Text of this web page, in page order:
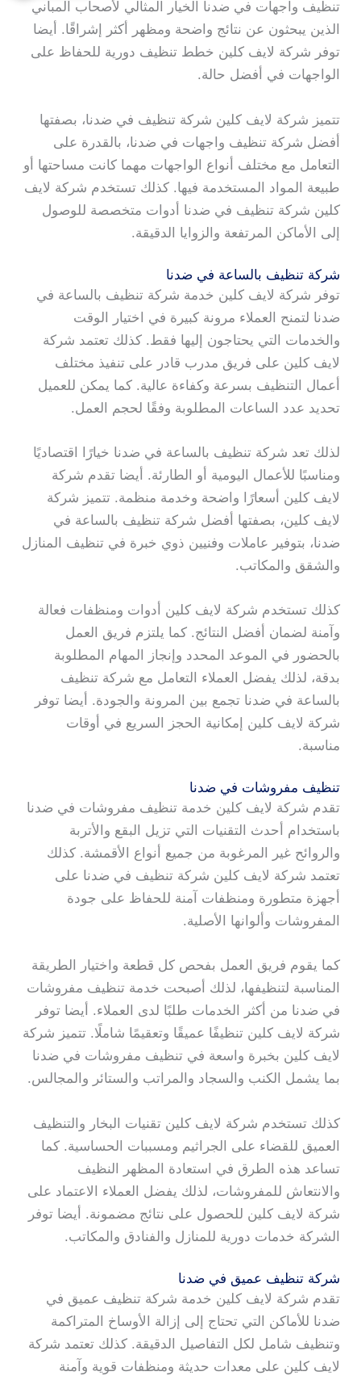
تنظيف واجهات في ضدنا الخيار المثالي لأصحاب المباني
الذين يبحثون عن نتائج واضحة ومظهر أكثر إشراقًا. أيضا
توفر شركة لايف كلين خطط تنظيف دورية للحفاظ على
الواجهات في أفضل حالة.
تتميز شركة لايف كلين شركة تنظيف في ضدنا، بصفتها
أفضل شركة تنظيف واجهات في ضدنا، بالقدرة على
التعامل مع مختلف أنواع الواجهات مهما كانت مساحتها أو
طبيعة المواد المستخدمة فيها. كذلك تستخدم شركة لايف
كلين شركة تنظيف في ضدنا أدوات متخصصة للوصول
إلى الأماكن المرتفعة والزوايا الدقيقة.
شركة تنظيف بالساعة في ضدنا
توفر شركة لايف كلين خدمة شركة تنظيف بالساعة في
ضدنا لتمنح العملاء مرونة كبيرة في اختيار الوقت
والخدمات التي يحتاجون إليها فقط. كذلك تعتمد شركة
لايف كلين على فريق مدرب قادر على تنفيذ مختلف
أعمال التنظيف بسرعة وكفاءة عالية. كما يمكن للعميل
تحديد عدد الساعات المطلوبة وفقًا لحجم العمل.
لذلك تعد شركة تنظيف بالساعة في ضدنا خيارًا اقتصاديًا
ومناسبًا للأعمال اليومية أو الطارئة. أيضا تقدم شركة
لايف كلين أسعارًا واضحة وخدمة منظمة. تتميز شركة
لايف كلين، بصفتها أفضل شركة تنظيف بالساعة في
ضدنا، بتوفير عاملات وفنيين ذوي خبرة في تنظيف المنازل
والشقق والمكاتب.
كذلك تستخدم شركة لايف كلين أدوات ومنظفات فعالة
وآمنة لضمان أفضل النتائج. كما يلتزم فريق العمل
بالحضور في الموعد المحدد وإنجاز المهام المطلوبة
بدقة، لذلك يفضل العملاء التعامل مع شركة تنظيف
بالساعة في ضدنا تجمع بين المرونة والجودة. أيضا توفر
شركة لايف كلين إمكانية الحجز السريع في أوقات
مناسبة.
تنظيف مفروشات في ضدنا
تقدم شركة لايف كلين خدمة تنظيف مفروشات في ضدنا
باستخدام أحدث التقنيات التي تزيل البقع والأتربة
والروائح غير المرغوبة من جميع أنواع الأقمشة. كذلك
تعتمد شركة لايف كلين شركة تنظيف في ضدنا على
أجهزة متطورة ومنظفات آمنة للحفاظ على جودة
المفروشات وألوانها الأصلية.
كما يقوم فريق العمل بفحص كل قطعة واختيار الطريقة
المناسبة لتنظيفها، لذلك أصبحت خدمة تنظيف مفروشات
في ضدنا من أكثر الخدمات طلبًا لدى العملاء. أيضا توفر
شركة لايف كلين تنظيفًا عميقًا وتعقيمًا شاملًا. تتميز شركة
لايف كلين بخبرة واسعة في تنظيف مفروشات في ضدنا
بما يشمل الكنب والسجاد والمراتب والستائر والمجالس.
كذلك تستخدم شركة لايف كلين تقنيات البخار والتنظيف
العميق للقضاء على الجراثيم ومسببات الحساسية. كما
تساعد هذه الطرق في استعادة المظهر النظيف
والانتعاش للمفروشات، لذلك يفضل العملاء الاعتماد على
شركة لايف كلين للحصول على نتائج مضمونة. أيضا توفر
الشركة خدمات دورية للمنازل والفنادق والمكاتب.
شركة تنظيف عميق في ضدنا
تقدم شركة لايف كلين خدمة شركة تنظيف عميق في
ضدنا للأماكن التي تحتاج إلى إزالة الأوساخ المتراكمة
وتنظيف شامل لكل التفاصيل الدقيقة. كذلك تعتمد شركة
لايف كلين على معدات حديثة ومنظفات قوية وآمنة